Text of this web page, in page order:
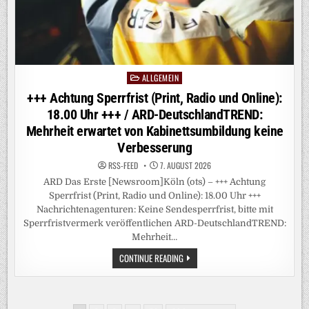
MEIST
SICHER
–
ABER
GEFÜHL
DER
UNSICHERHEIT
IST
Posted
in
ALLGEMEIN
+++ Achtung Sperrfrist (Print, Radio und Online):
18.00 Uhr +++ / ARD-DeutschlandTREND:
Mehrheit erwartet von Kabinettsumbildung keine
Verbesserung
RSS-FEED 7. AUGUST 2026
ARD Das Erste [Newsroom]Köln (ots) – +++ Achtung
Sperrfrist (Print, Radio und Online): 18.00 Uhr +++
Nachrichtenagenturen: Keine Sendesperrfrist, bitte mit
Sperrfristvermerk veröffentlichen ARD-DeutschlandTREND:
Mehrheit…
CONTINUE READING+++
ACHTUNG
SPERRFRIST